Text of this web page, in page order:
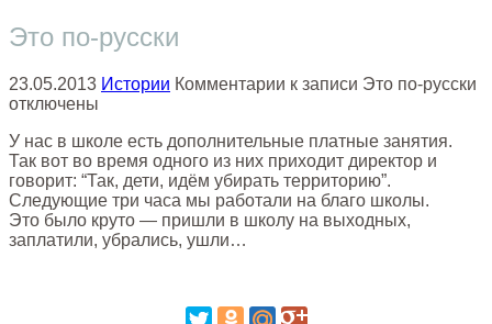
Это по-русски
23.05.2013 Истории Комментарии к записи Это по-русски
отключены
У нас в школе есть дополнительные платные занятия.
Так вот во время одного из них приходит директор и
говорит: “Так, дети, идём убирать территорию”.
Следующие три часа мы работали на благо школы.
Это было круто — пришли в школу на выходных,
заплатили, убрались, ушли…